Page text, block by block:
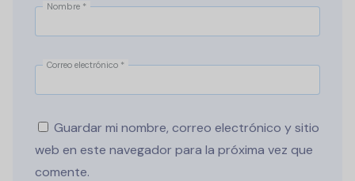
Nombre *
Correo electrónico *
Guardar mi nombre, correo electrónico y sitio
web en este navegador para la próxima vez que
comente.